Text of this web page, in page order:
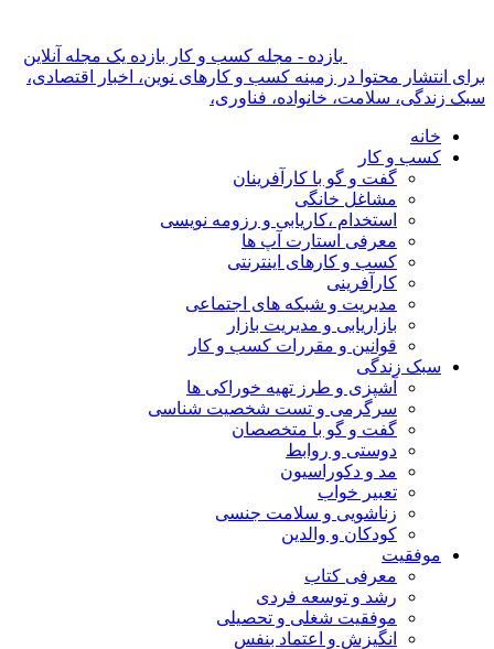
بازده - مجله کسب و کار بازده یک مجله آنلاین
برای انتشار محتوا در زمینه کسب و کارهای نوین، اخبار اقتصادی،
سبک زندگی، سلامت، خانواده، فناوری،
خانه
کسب و کار
گفت و گو با کارآفرینان
مشاغل خانگی
استخدام ،کاریابی و رزومه نویسی
معرفی استارت آپ ها
کسب و کارهای اینترنتی
کارآفرینی
مدیریت و شبکه های اجتماعی
بازاریابی و مدیریت بازار
قوانین و مقررات کسب و کار
سبک زندگی
آشپزی و طرز تهیه خوراکی ها
سرگرمی و تست شخصیت شناسی
گفت و گو با متخصصان
دوستی و روابط
مد و دکوراسیون
تعبیر خواب
زناشویی و سلامت جنسی
کودکان و والدین
موفقیت
معرفی کتاب
رشد و توسعه فردی
موفقیت شغلی و تحصیلی
انگیزش و اعتماد بنفس